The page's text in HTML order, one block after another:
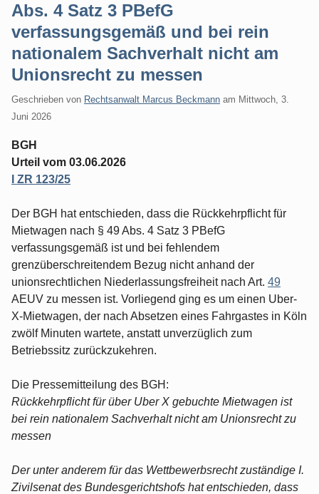
Abs. 4 Satz 3 PBefG
verfassungsgemäß und bei rein
nationalem Sachverhalt nicht am
Unionsrecht zu messen
Geschrieben von Rechtsanwalt Marcus Beckmann am Mittwoch, 3.
Juni 2026
BGH
Urteil vom 03.06.2026
I ZR 123/25
Der BGH hat entschieden, dass die Rückkehrpflicht für
Mietwagen nach § 49 Abs. 4 Satz 3 PBefG
verfassungsgemäß ist und bei fehlendem
grenzüberschreitendem Bezug nicht anhand der
unionsrechtlichen Niederlassungsfreiheit nach Art. 49
AEUV zu messen ist. Vorliegend ging es um einen Uber-
X-Mietwagen, der nach Absetzen eines Fahrgastes in Köln
zwölf Minuten wartete, anstatt unverzüglich zum
Betriebssitz zurückzukehren.
Die Pressemitteilung des BGH:
Rückkehrpflicht für über Uber X gebuchte Mietwagen ist
bei rein nationalem Sachverhalt nicht am Unionsrecht zu
messen
Der unter anderem für das Wettbewerbsrecht zuständige I.
Zivilsenat des Bundesgerichtshofs hat entschieden, dass